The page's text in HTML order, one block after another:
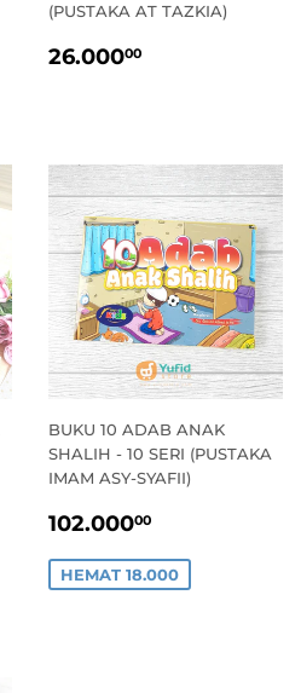
(PUSTAKA AT TAZKIA)
HARGA
26.00000
BUKU 10 ADAB ANAK
SHALIH - 10 SERI (PUSTAKA
IMAM ASY-SYAFII)
HARGA
102.00000
HEMAT 18.000